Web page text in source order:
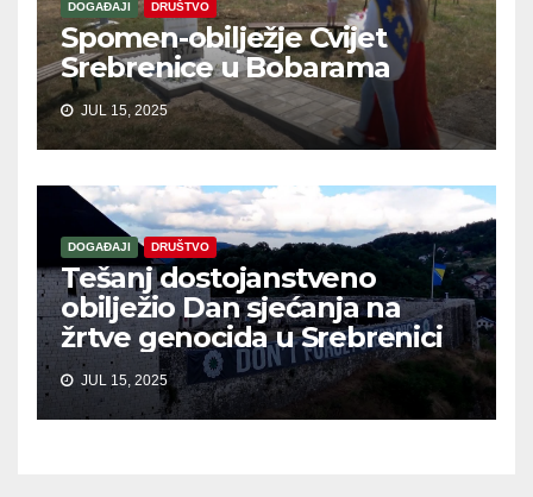
DOGAĐAJI DRUŠTVO
Spomen-obilježje Cvijet
Srebrenice u Bobarama
JUL 15, 2025
DOGAĐAJI DRUŠTVO
Tešanj dostojanstveno
obilježio Dan sjećanja na
žrtve genocida u Srebrenici
JUL 15, 2025